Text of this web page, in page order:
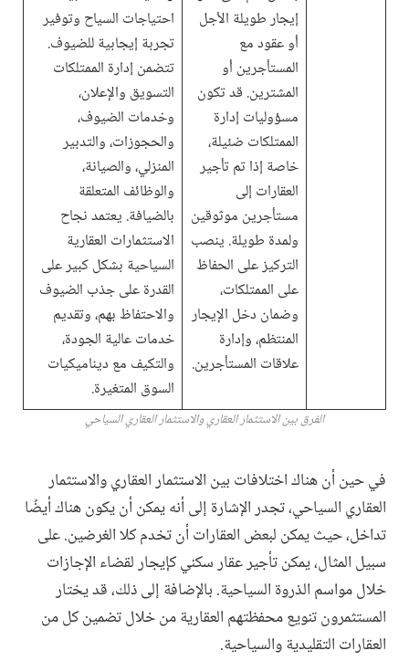
إيجار طويلة الأجل
أو عقود مع
المستأجرين أو
المشترين. قد تكون
مسؤوليات إدارة
الممتلكات ضئيلة،
خاصة إذا تم تأجير
العقارات إلى
مستأجرين موثوقين
ولمدة طويلة. ينصب
التركيز على الحفاظ
على الممتلكات،
وضمان دخل الإيجار
المنتظم، وإدارة
علاقات المستأجرين.
احتياجات السياح وتوفير
تجربة إيجابية للضيوف.
تتضمن إدارة الممتلكات
التسويق والإعلان،
وخدمات الضيوف،
والحجوزات، والتدبير
المنزلي، والصيانة،
والوظائف المتعلقة
بالضيافة. يعتمد نجاح
الاستثمارات العقارية
السياحية بشكل كبير على
القدرة على جذب الضيوف
والاحتفاظ بهم، وتقديم
خدمات عالية الجودة،
والتكيف مع ديناميكيات
السوق المتغيرة.
الفرق بين الاستثمار العقاري والاستثمار العقاري السياحي
في حين أن هناك اختلافات بين الاستثمار العقاري والاستثمار
العقاري السياحي، تجدر الإشارة إلى أنه يمكن أن يكون هناك أيضًا
تداخل، حيث يمكن لبعض العقارات أن تخدم كلا الغرضين. على
سبيل المثال، يمكن تأجير عقار سكني كإيجار لقضاء الإجازات
خلال مواسم الذروة السياحية. بالإضافة إلى ذلك، قد يختار
المستثمرون تنويع محفظتهم العقارية من خلال تضمين كل من
العقارات التقليدية والسياحية.